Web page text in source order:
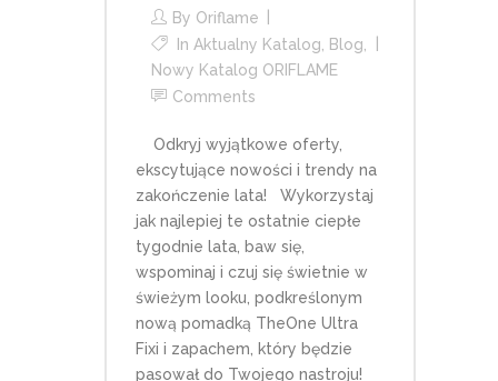
By Oriflame
In Aktualny Katalog, Blog,
Nowy Katalog ORIFLAME
Comments
Odkryj wyjątkowe oferty,
ekscytujące nowości i trendy na
zakończenie lata! Wykorzystaj
jak najlepiej te ostatnie ciepłe
tygodnie lata, baw się,
wspominaj i czuj się świetnie w
świeżym looku, podkreślonym
nową pomadką TheOne Ultra
Fixi i zapachem, który będzie
pasował do Twojego nastroju!